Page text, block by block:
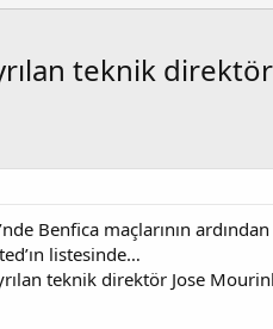
teknik
Benfica maçlarının
listesinde…
teknik direktör Jose